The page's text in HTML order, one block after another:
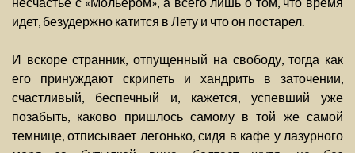
идет, безудержно катится в Лету и что он постарел.
И вскоре странник, отпущенный на свободу, тогда как
его принуждают скрипеть и хандрить в заточении,
счастливый, беспечный и, кажется, успевший уже
позабыть, каково пришлось самому в той же самой
темнице, отписывает легонько, сидя в кафе у лазурного